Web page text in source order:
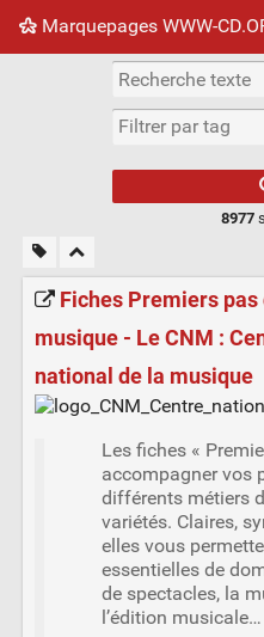
Marquepages WWW-
Nuage de tags Mur
8977
Fiches Premiers pas
musique - Le CNM :
national de la musique
Les fiches «
accompagner vos
différents métiers
variétés. Claires,
elles vous
essentielles de
de spectacles, la
l’édition musicale…